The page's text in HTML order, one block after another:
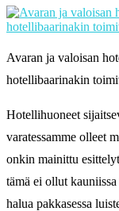
Avaran ja valoisan
hotellibaarinakin
Hotellihuoneet
varatessamme olleet
onkin mainittu
tämä ei ollut
halua pakkasessa